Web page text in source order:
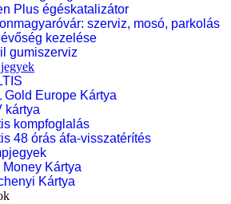
Plus égéskatalizátor
szerviz, mosó, parkolás
kezelése
gumiszerviz
Gold Europe Kártya
kártya
kompfoglalás
48 órás áfa-visszatérítés
Money Kártya
Kártya